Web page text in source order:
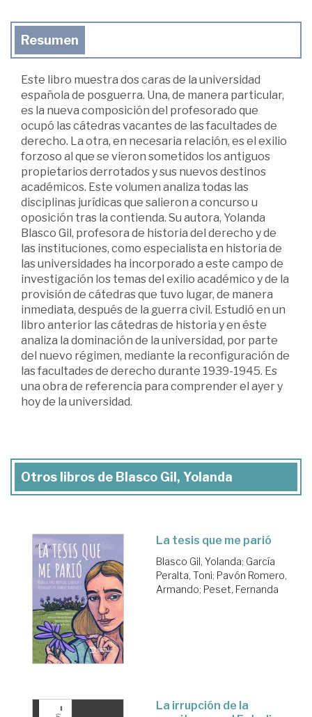
Resumen
Este libro muestra dos caras de la universidad
española de posguerra. Una, de manera particular,
es la nueva composición del profesorado que
ocupó las cátedras vacantes de las facultades de
derecho. La otra, en necesaria relación, es el exilio
forzoso al que se vieron sometidos los antiguos
propietarios derrotados y sus nuevos destinos
académicos. Este volumen analiza todas las
disciplinas jurídicas que salieron a concurso u
oposición tras la contienda. Su autora, Yolanda
Blasco Gil, profesora de historia del derecho y de
las instituciones, como especialista en historia de
las universidades ha incorporado a este campo de
investigación los temas del exilio académico y de la
provisión de cátedras que tuvo lugar, de manera
inmediata, después de la guerra civil. Estudió en un
libro anterior las cátedras de historia y en éste
analiza la dominación de la universidad, por parte
del nuevo régimen, mediante la reconfiguración de
las facultades de derecho durante 1939-1945. Es
una obra de referencia para comprender el ayer y
hoy de la universidad.
Otros libros de Blasco Gil, Yolanda
La tesis que me parió
Blasco Gil, Yolanda; García
Peralta, Toni; Pavón Romero,
Armando; Peset, Fernanda
La irrupción de la